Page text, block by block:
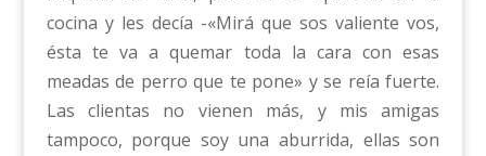
cocina y les decía -«Mirá que sos valiente vos,
ésta te va a quemar toda la cara con esas
meadas de perro que te pone» y se reía fuerte.
Las clientas no vienen más, y mis amigas
tampoco, porque soy una aburrida, ellas son